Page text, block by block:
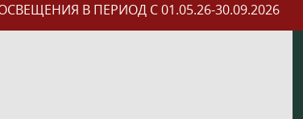
В ПЕРИОД С 01.05.26-30.09.2026